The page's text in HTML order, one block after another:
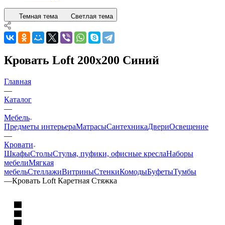
Темная тема Светлая тема
Кровать Loft 200x200 Синий
Главная
—
Каталог
—
Мебель
Предметы интерьераМатрасыСантехникаДвериОсвещение
—
Кровати
ШкафыСтолыСтулья, пуфики, офисные креслаНаборы
мебелиМягкая
мебельСтеллажиВитриныСтенкиКомодыБуфетыТумбы
—Кровать Loft Каретная Стяжка